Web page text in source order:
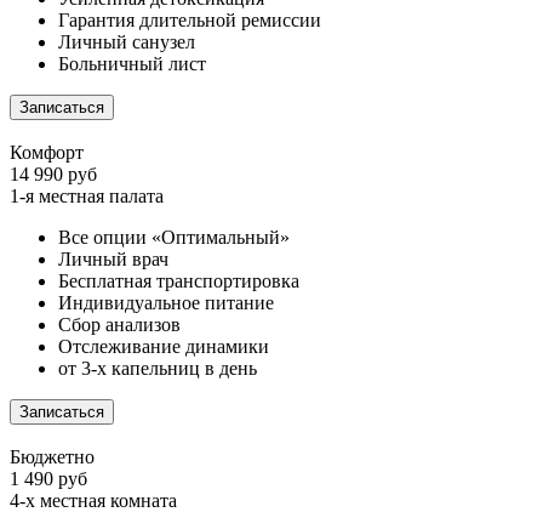
Гарантия длительной ремиссии
Личный санузел
Больничный лист
Записаться
Комфорт
14 990 руб
1-я местная палата
Все опции «Оптимальный»
Личный врач
Бесплатная транспортировка
Индивидуальное питание
Сбор анализов
Отслеживание динамики
от 3-х капельниц в день
Записаться
Бюджетно
1 490 руб
4-х местная комната